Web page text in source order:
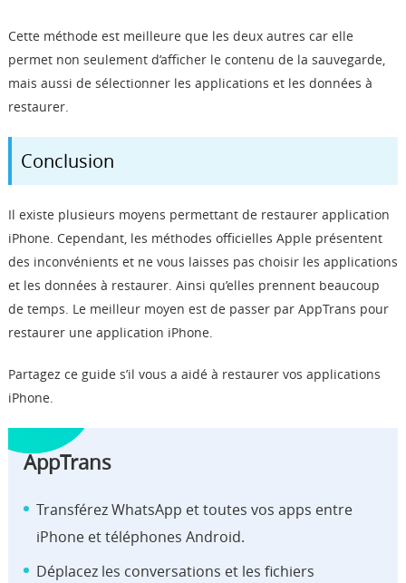
Cette méthode est meilleure que les deux autres car elle
permet non seulement d’afficher le contenu de la sauvegarde,
mais aussi de sélectionner les applications et les données à
restaurer.
Conclusion
Il existe plusieurs moyens permettant de restaurer application
iPhone. Cependant, les méthodes officielles Apple présentent
des inconvénients et ne vous laisses pas choisir les applications
et les données à restaurer. Ainsi qu’elles prennent beaucoup
de temps. Le meilleur moyen est de passer par AppTrans pour
restaurer une application iPhone.
Partagez ce guide s’il vous a aidé à restaurer vos applications
iPhone.
AppTrans
Transférez WhatsApp et toutes vos apps entre
iPhone et téléphones Android.
Déplacez les conversations et les fichiers